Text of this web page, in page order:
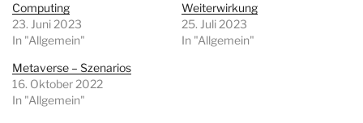
Computing
23. Juni 2023
In "Allgemein"
Weiterwirkung
25. Juli 2023
In "Allgemein"
Metaverse – Szenarios
16. Oktober 2022
In "Allgemein"